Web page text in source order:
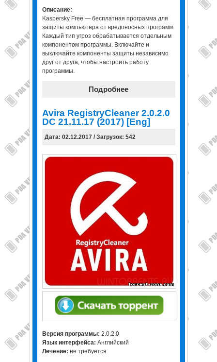
Описание:
Kaspersky Free — бесплатная программа для
защиты компьютера от вредоносных программ.
Каждый тип угроз обрабатывается отдельным
компонентом программы. Включайте и
выключайте компоненты защиты независимо
друг от друга, чтобы настроить работу
программы.
Подробнее
Avira RegistryCleaner 2.0.2.0
DC 21.11.17 (2017) [Eng]
Дата: 02.12.2017 / Загрузок: 542
Версия программы: 2.0.2.0
Язык интерфейса: Английский
Лечение: не требуется